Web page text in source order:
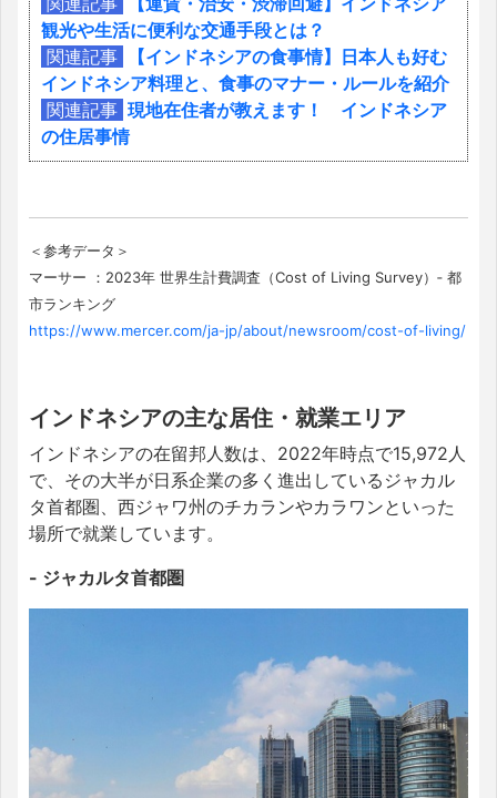
観光や生活に便利な交通手段とは？
関連記事
【インドネシアの食事情】日本人も好む
インドネシア料理と、食事のマナー・ルールを紹介
関連記事 現地在住者が教えます！ インドネシア
の住居事情
＜参考データ＞
マーサー ：2023年 世界生計費調査（Cost of Living Survey）‐ 都
市ランキング
https://www.mercer.com/ja-jp/about/newsroom/cost-of-living/
インドネシアの主な居住・就業エリア
インドネシアの在留邦人数は、2022年時点で15,972人
で、その大半が日系企業の多く進出しているジャカル
タ首都圏、西ジャワ州のチカランやカラワンといった
場所で就業しています。
- ジャカルタ首都圏